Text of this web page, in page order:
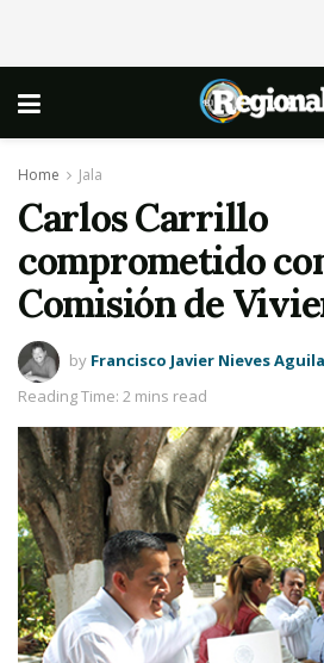
Home Jala
Carlos Carrillo
comprometido
Comisión de
by Francisco Javier Nieves
Reading Time: 2 mins read